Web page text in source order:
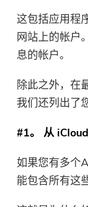
这包括应用程
网站上的帐户
息的帐户。
除此之外，在
我们还列出了
#1。 从
如果您有多个
能包含所有这
订阅
这个
Mac